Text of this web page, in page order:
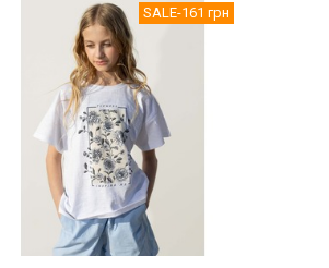
SALE-161 грн